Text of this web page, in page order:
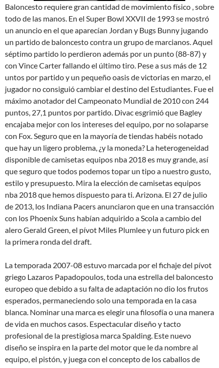
Baloncesto requiere gran cantidad de movimiento físico , sobre
todo de las manos. En el Super Bowl XXVII de 1993 se mostró
un anuncio en el que aparecían Jordan y Bugs Bunny jugando
un partido de baloncesto contra un grupo de marcianos. Aquel
séptimo partido lo perdieron además por un punto (88-87) y
con Vince Carter fallando el último tiro. Pese a sus más de 12
untos por partido y un pequeño oasis de victorias en marzo, el
jugador no consiguió cambiar el destino del Estudiantes. Fue el
máximo anotador del Campeonato Mundial de 2010 con 244
puntos, 27,1 puntos por partido. Divac esgrimió que Bagley
encajaba mejor con los intereses del equipo, por no solaparse
con Fox. Seguro que en la mayoría de tiendas habéis notado
que hay un ligero problema, ¿y la moneda? La heterogeneidad
disponible de camisetas equipos nba 2018 es muy grande, así
que seguro que todos podemos topar un tipo a nuestro gusto,
estilo y presupuesto. Mira la elección de camisetas equipos
nba 2018 que hemos dispuesto para ti. Arizona. El 27 de julio
de 2013, los Indiana Pacers anunciaron que en una transacción
con los Phoenix Suns habían adquirido a Scola a cambio del
alero Gerald Green, el pívot Miles Plumlee y un futuro pick en
la primera ronda del draft.
La temporada 2007-08 estuvo marcada por el fichaje del pívot
griego Lazaros Papadopoulos, toda una estrella del baloncesto
europeo que debido a su falta de adaptación no dio los frutos
esperados, permaneciendo solo una temporada en la casa
blanca. Nominar una marca es elegir una filosofía o una manera
de vida en muchos casos. Espectacular diseño y tacto
profesional de la prestigiosa marca Spalding. Este nuevo
diseño se inspira en la parte del motor que le da nombre al
equipo, el pistón, y juega con el concepto de los caballos de